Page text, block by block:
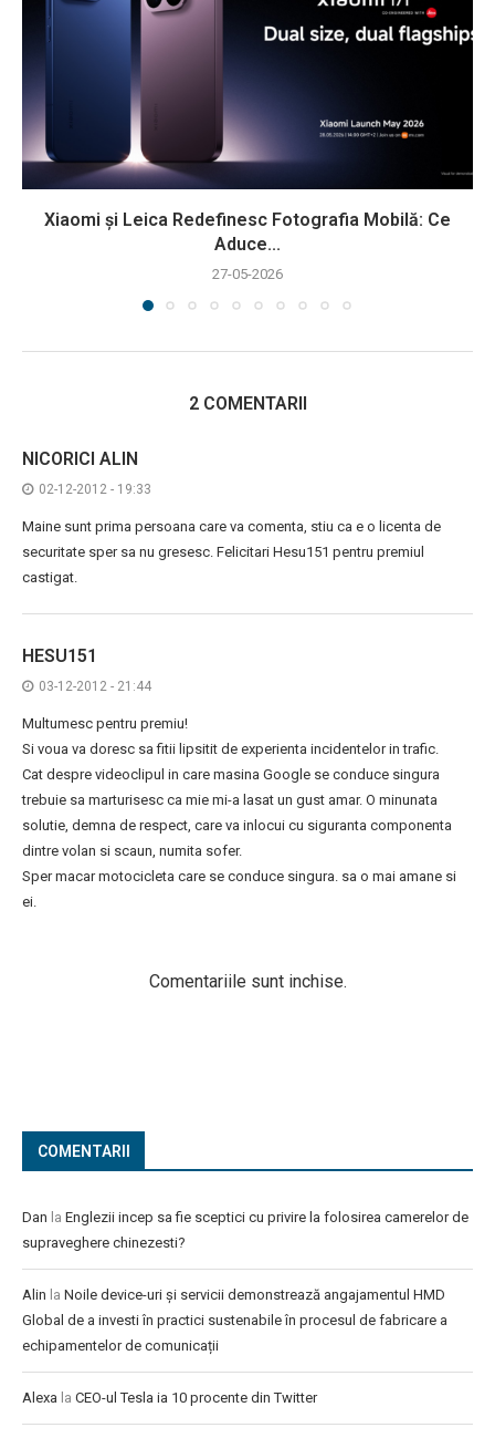
Xiaomi și Leica Redefinesc Fotografia Mobilă: Ce
Aduce...
27-05-2026
2 COMENTARII
NICORICI ALIN
02-12-2012 - 19:33
Maine sunt prima persoana care va comenta, stiu ca e o licenta de
securitate sper sa nu gresesc. Felicitari Hesu151 pentru premiul
castigat.
HESU151
03-12-2012 - 21:44
Multumesc pentru premiu!
Si voua va doresc sa fitii lipsitit de experienta incidentelor in trafic.
Cat despre videoclipul in care masina Google se conduce singura
trebuie sa marturisesc ca mie mi-a lasat un gust amar. O minunata
solutie, demna de respect, care va inlocui cu siguranta componenta
dintre volan si scaun, numita sofer.
Sper macar motocicleta care se conduce singura. sa o mai amane si
ei.
Comentariile sunt inchise.
COMENTARII
Dan la Englezii incep sa fie sceptici cu privire la folosirea camerelor de
supraveghere chinezesti?
Alin la Noile device-uri și servicii demonstrează angajamentul HMD
Global de a investi în practici sustenabile în procesul de fabricare a
echipamentelor de comunicații
Alexa la CEO-ul Tesla ia 10 procente din Twitter